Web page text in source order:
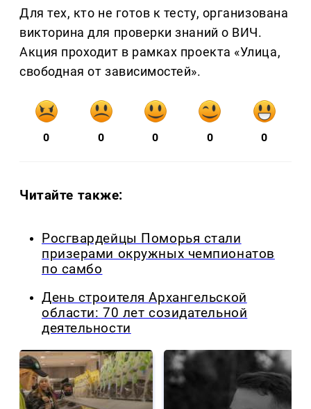
Для тех, кто не готов к тесту, организована
викторина для проверки знаний о ВИЧ.
Акция проходит в рамках проекта «Улица,
свободная от зависимостей».
0 0 0 0 0
Читайте также:
Росгвардейцы Поморья стали
призерами окружных чемпионатов
по самбо
День строителя Архангельской
области: 70 лет созидательной
деятельности